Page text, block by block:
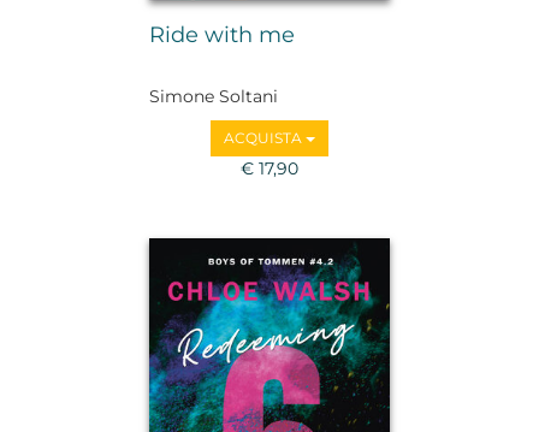
Ride with me
Simone Soltani
ACQUISTA
€ 17,90